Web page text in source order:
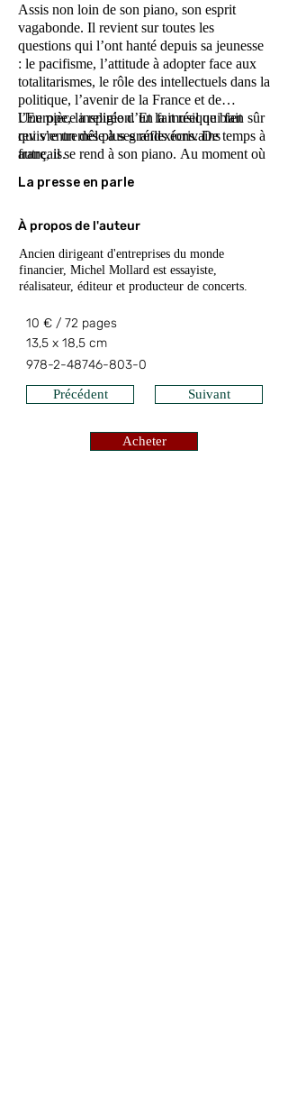
Assis non loin de son piano, son esprit
vagabonde. Il revient sur toutes les
questions qui l’ont hanté depuis sa jeunesse
: le pacifisme, l’attitude à adopter face aux
totalitarismes, le rôle des intellectuels dans la
politique, l’avenir de la France et de
l’Europe, la religion. Et la musique bien sûr
qui s’entremêle à ses réflexions. De temps à
autre, il se rend à son piano. Au moment où
écrivain qui est aussi un pianiste émérite a
sonate, l’opus 111, de celui à qui il a
fini par s’identifier : Beethoven.
Une pièce inspirée d’un fait réel qui fait
revivre un des plus grands écrivains
français.
La presse en parle
À propos de l'auteur
Ancien dirigeant d'entreprises du monde
financier, Michel Mollard est essayiste,
réalisateur, éditeur et producteur de concerts.
10 € / 72 pages
13,5 x 18,5 cm
978-2-48746-803-0
Précédent Suivant
Acheter